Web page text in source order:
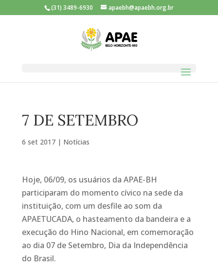
(31) 3489-6930 apaebh@apaebh.org.br
7 DE SETEMBRO
6 set 2017| Notícias
Hoje, 06/09, os usuários da APAE-BH
participaram do momento cívico na sede da
instituição, com um desfile ao som da
APAETUCADA, o hasteamento da bandeira e a
execução do Hino Nacional, em comemoração
ao dia 07 de Setembro, Dia da Independência
do Brasil.